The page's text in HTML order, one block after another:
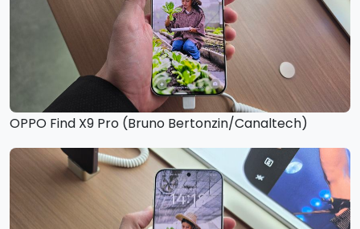
OPPO Find X9 Pro (Bruno Bertonzin/Canaltech)